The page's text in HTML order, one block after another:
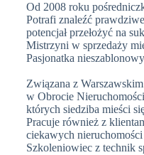
Od 2008 roku
Potrafi znaleźć
potencjał przełożyć na
Mistrzyni w sprzedaży
Pasjonatka
Związana z
w Obrocie
których siedziba mieści
Pracuje również z
ciekawych
Szkoleniowiec z technik